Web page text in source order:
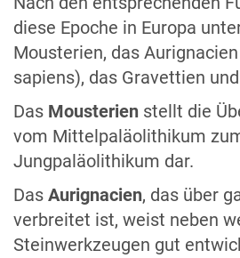
diese Epoche in Europa
Mousterien, das
sapiens), das Gravettien
Das Mousterien stellt die
vom Mittelpaläolithikum
Jungpaläolithikum dar.
Das Aurignacien, das über
verbreitet ist, weist neben
Steinwerkzeugen gut